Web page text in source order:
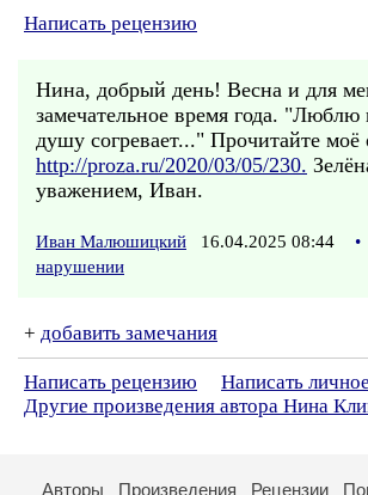
Написать рецензию
Нина, добрый день! Весна и для
замечательное время года. "Люблю
душу согревает..." Прочитайте моё
http://proza.ru/2020/03/05/230.
уважением, Иван.
Иван Малюшицкий 16.04.2025 08:44 •
нарушении
+ добавить замечания
Написать рецензию
Написать
Другие произведения автора Нина
Авторы Произведения Рецензии